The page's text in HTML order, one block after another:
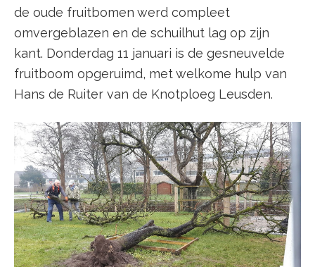
de oude fruitbomen werd compleet
omvergeblazen en de schuilhut lag op zijn
kant. Donderdag 11 januari is de gesneuvelde
fruitboom opgeruimd, met welkome hulp van
Hans de Ruiter van de Knotploeg Leusden.